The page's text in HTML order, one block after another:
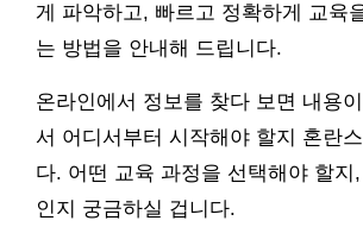
게 파악하고, 빠르고 정확하게 교육
는 방법을 안내해 드립니다.
온라인에서 정보를 찾다 보면 내용
서 어디서부터 시작해야 할지 혼란
다. 어떤 교육 과정을 선택해야 할지
인지 궁금하실 겁니다.